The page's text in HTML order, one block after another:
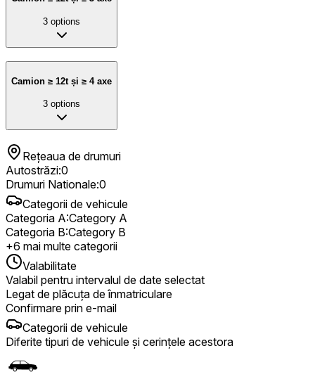
3 options
Camion ≥ 12t și ≥ 4 axe
3 options
Rețeaua de drumuri
Autostrăzi:0
Drumuri Nationale:0
Categorii de vehicule
Categoria A:Category A
Categoria B:Category B
+6 mai multe categorii
Valabilitate
Valabil pentru intervalul de date selectat
Legat de plăcuța de înmatriculare
Confirmare prin e-mail
Categorii de vehicule
Diferite tipuri de vehicule și cerințele acestora